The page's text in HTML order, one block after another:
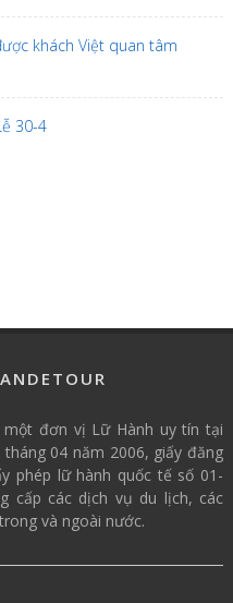
khách Việt quan tâm
30-4
một đơn vị Lữ Hành uy tín tại
04 năm 2006, giấy đăng
phép lữ hành quốc tế số 01-
cấp các dịch vụ du lịch, các
và ngoài nước.